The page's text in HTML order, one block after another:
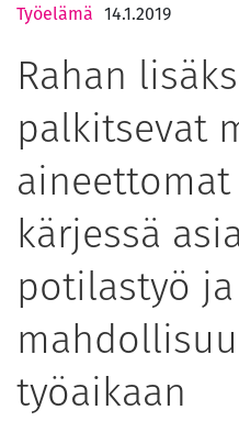
Työelämä 14.1.2019
Rahan
palkitsevat
kärjessä
potilastyö ja
työaikaan